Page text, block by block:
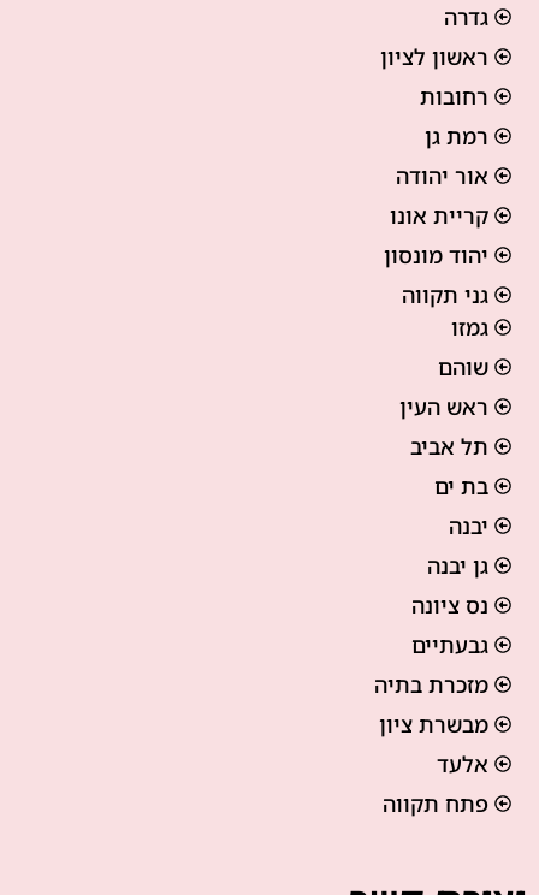
גדרה
ראשון לציון
רחובות
רמת גן
אור יהודה
קריית אונו
יהוד מונסון
גני תקווה
גמזו
שוהם
ראש העין
תל אביב
בת ים
יבנה
גן יבנה
נס ציונה
גבעתיים
מזכרת בתיה
מבשרת ציון
אלעד
פתח תקווה